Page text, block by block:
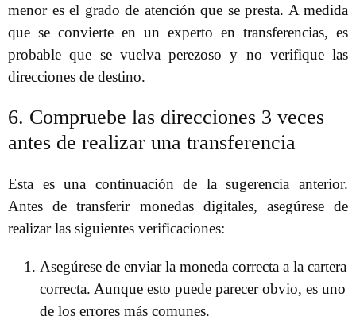
menor es el grado de atención que se presta. A medida
que se convierte en un experto en transferencias, es
probable que se vuelva perezoso y no verifique las
direcciones de destino.
6. Compruebe las direcciones 3 veces
antes de realizar una transferencia
Esta es una continuación de la sugerencia anterior.
Antes de transferir monedas digitales, asegúrese de
realizar las siguientes verificaciones:
Asegúrese de enviar la moneda correcta a la cartera
correcta. Aunque esto puede parecer obvio, es uno
de los errores más comunes.